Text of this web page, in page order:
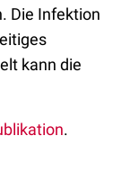
Die Infektion
kann die
.